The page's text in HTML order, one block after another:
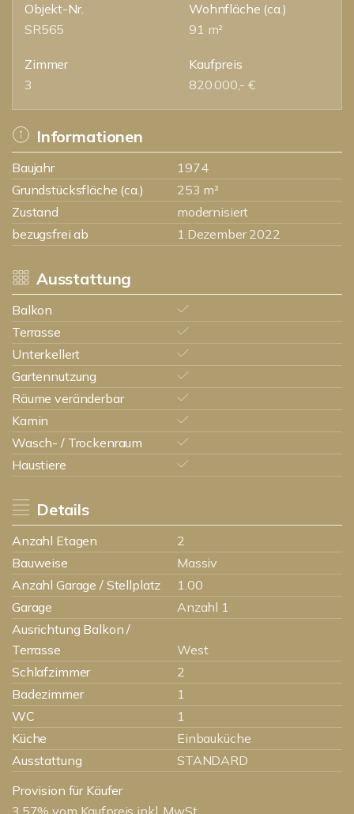
Objekt-Nr.
SR565
Wohnfläche (ca.)
91 m²
Zimmer
3
Kaufpreis
820.000,- €
Informationen
Baujahr
1974
Grundstücksfläche (ca.)
253 m²
Zustand
modernisiert
bezugsfrei ab
1.Dezember 2022
Ausstattung
Balkon
Terrasse
Unterkellert
Gartennutzung
Räume veränderbar
Kamin
Wasch- / Trockenraum
Haustiere
Details
Anzahl Etagen
2
Bauweise
Massiv
Anzahl Garage / Stellplatz
1.00
Garage
Anzahl 1
Ausrichtung Balkon /
Terrasse
West
Schlafzimmer
2
Badezimmer
1
WC
1
Küche
Einbauküche
Ausstattung
STANDARD
Provision für Käufer
3,57% vom Kaufpreis inkl. MwSt.